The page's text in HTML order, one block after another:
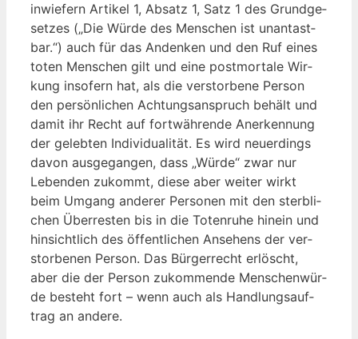
inwie­fern Arti­kel 1, Absatz 1, Satz 1 des Grund­ge­
set­zes („Die Wür­de des Men­schen ist unan­tast­
bar.“) auch für das Andenken und den Ruf eines
toten Men­schen gilt und eine post­mor­ta­le Wir­
kung inso­fern hat, als die ver­stor­be­ne Per­son
den per­sön­li­chen Ach­tungs­an­spruch behält und
damit ihr Recht auf fort­wäh­ren­de Aner­ken­nung
der geleb­ten Indi­vi­dua­li­tät. Es wird neu­er­dings
davon aus­ge­gan­gen, dass „Wür­de“ zwar nur
Leben­den zukommt, die­se aber wei­ter wirkt
beim Umgang ande­rer Per­so­nen mit den sterb­li­
chen Über­res­ten bis in die Toten­ru­he hin­ein und
hin­sicht­lich des öffent­li­chen Anse­hens der ver­
stor­be­nen Per­son. Das Bür­ger­recht erlöscht,
aber die der Per­son zukom­men­de Men­schen­wür­
de besteht fort – wenn auch als Hand­lungs­auf­
trag an andere.